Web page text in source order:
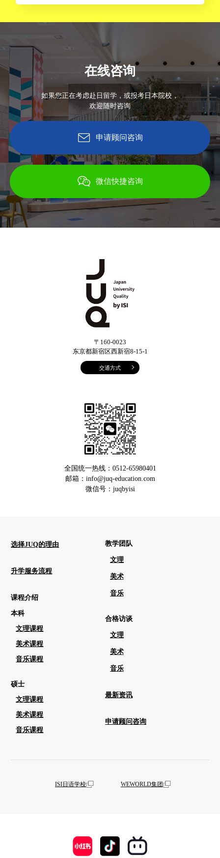
在线咨询
如果您正在考虑赴日留学，或报考日本院校，
欢迎随时咨询
申请顾问咨询
微信快捷咨询
〒160-0023
东京都新宿区西新宿8-15-1
交通方式
全国统一热线：0512-65980401
邮箱：info@juq-education.com
微信号：juqbyisi
选择JUQ的理由
升学服务流程
课程介绍
本科
文理课程
美术课程
音乐课程
硕士
文理课程
美术课程
音乐课程
教学团队
文理
美术
音乐
合格访谈
文理
美术
音乐
最新资讯
申请顾问咨询
ISI日语学校 WEWORLD集团